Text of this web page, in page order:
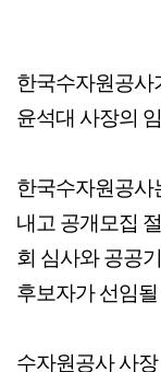
한국수자원공사
윤석대 사장의
한국수자원공사
내고 공개모집
회 심사와 공공
후보자가 선임
수자원공사 사